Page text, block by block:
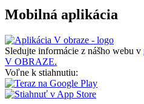
Mobilná aplikácia
Sledujte informácie z nášho webu v
V OBRAZE.
Voľne k stiahnutiu: